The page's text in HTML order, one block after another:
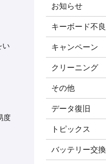
い
度
お知らせ
キーボード不良
キャンペーン
クリーニング
その他
データ復旧
トピックス
バッテリー交換